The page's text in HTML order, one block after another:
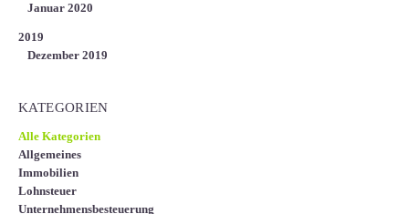
Januar 2020
2019
Dezember 2019
KATEGORIEN
Alle Kategorien
Allgemeines
Immobilien
Lohnsteuer
Unternehmensbesteuerung